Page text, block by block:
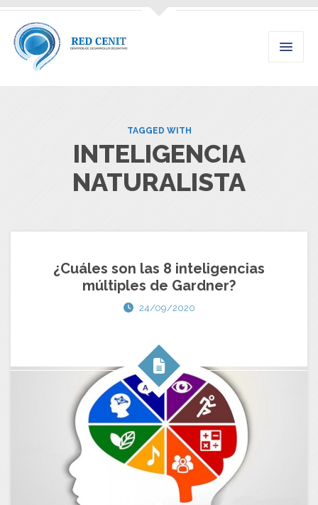
TAGGED WITH
INTELIGENCIA
NATURALISTA
¿Cuáles son las 8 inteligencias
múltiples de Gardner?
24/09/2020